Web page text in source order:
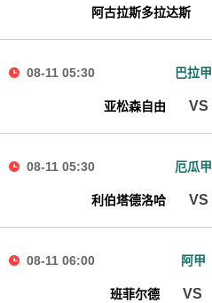
阿古拉斯多拉达斯
08-11 05:30 巴拉甲
亚松森自由 VS
08-11 05:30 厄瓜甲
利伯塔德洛哈 VS
08-11 06:00 阿甲
班菲尔德 VS